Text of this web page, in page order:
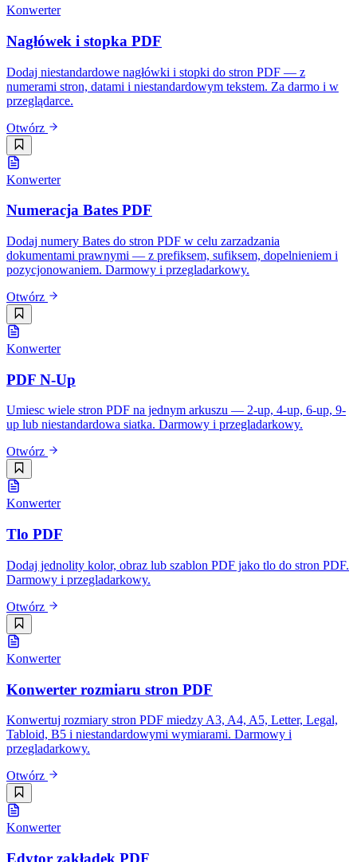
Konwerter
Nagłówek i stopka PDF
Dodaj niestandardowe nagłówki i stopki do stron PDF — z
numerami stron, datami i niestandardowym tekstem. Za darmo i w
przeglądarce.
Otwórz
Konwerter
Numeracja Bates PDF
Dodaj numery Bates do stron PDF w celu zarzadzania
dokumentami prawnymi — z prefiksem, sufiksem, dopelnieniem i
pozycjonowaniem. Darmowy i przegladarkowy.
Otwórz
Konwerter
PDF N-Up
Umiesc wiele stron PDF na jednym arkuszu — 2-up, 4-up, 6-up, 9-
up lub niestandardowa siatka. Darmowy i przegladarkowy.
Otwórz
Konwerter
Tlo PDF
Dodaj jednolity kolor, obraz lub szablon PDF jako tlo do stron PDF.
Darmowy i przegladarkowy.
Otwórz
Konwerter
Konwerter rozmiaru stron PDF
Konwertuj rozmiary stron PDF miedzy A3, A4, A5, Letter, Legal,
Tabloid, B5 i niestandardowymi wymiarami. Darmowy i
przegladarkowy.
Otwórz
Konwerter
Edytor zakładek PDF